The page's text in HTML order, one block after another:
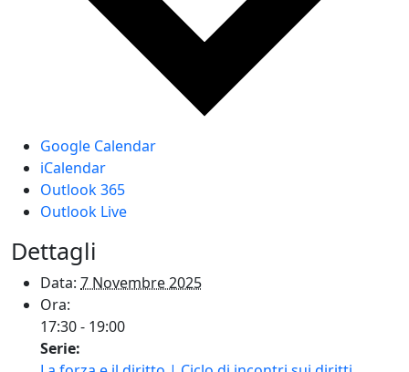
Google Calendar
iCalendar
Outlook 365
Outlook Live
Dettagli
Data: 7 Novembre 2025
Ora:
17:30 - 19:00
Serie: